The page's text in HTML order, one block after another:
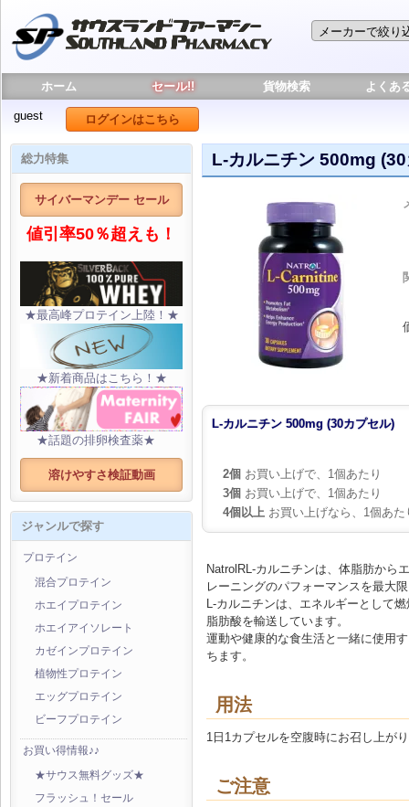
ホーム セール!! 貨物検索 よくあ
guest ログインはこちら
総力特集
サイバーマンデー セール
値引率50％超えも！
★最高峰プロテイン上陸！★
★新着商品はこちら！★
★話題の排卵検査薬★
溶けやすさ検証動画
ジャンルで探す
プロテイン
混合プロテイン
ホエイプロテイン
ホエイアイソレート
カゼインプロテイン
植物性プロテイン
エッグプロテイン
ビーフプロテイン
お買い得情報♪♪
★サウス無料グッズ★
フラッシュ！セール
L-カルニチン 500mg
L-カルニチン 500mg (30カプセル)
2個 お買い上げで、1個あたり
3個 お買い上げで、1個あたり
4個以上 お買い上げなら、1個あた
NatrolRL-カルニチンは、体脂肪から
レーニングのパフォーマンスを最大
L-カルニチンは、エネルギーとして
脂肪酸を輸送しています。
運動や健康的な食生活と一緒に使用
ちます。
用法
1日1カプセルを空腹時にお召し上が
ご注意